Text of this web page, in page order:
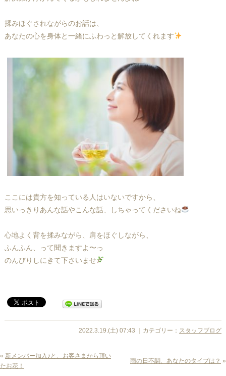
揉みほぐされながらのお話は、
あなたの心を身体と一緒にふわっと解放してくれます
ここには貴方を知っている人はいないですから、
思いっきりあんな話やこんな話、しちゃってくださいね
心地よく背を揉みながら、肩をほぐしながら、
ふんふん、って聞きますよ〜っ
のんびりしにきて下さいませ
2022.3.19.(土) 07:43 ｜カテゴリー： スタッフブログ
« 新メンバー加入♪と、お客さまから頂い
たお花！
雨の日不調、あなたのタイプは？ »